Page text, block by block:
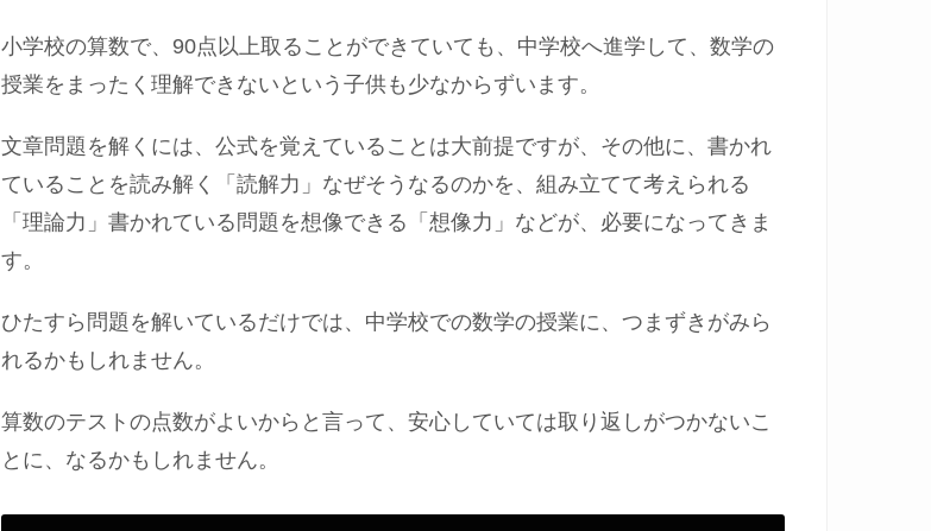
小学校の算数で、90点以上取ることができていても、中学校へ進学して、数学の
授業をまったく理解できないという子供も少なからずいます。
文章問題を解くには、公式を覚えていることは大前提ですが、その他に、書かれ
ていることを読み解く「読解力」なぜそうなるのかを、組み立てて考えられる
「理論力」書かれている問題を想像できる「想像力」などが、必要になってきま
す。
ひたすら問題を解いているだけでは、中学校での数学の授業に、つまずきがみら
れるかもしれません。
算数のテストの点数がよいからと言って、安心していては取り返しがつかないこ
とに、なるかもしれません。